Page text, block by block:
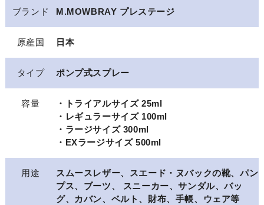
ブランド M.MOWBRAY プレステージ
原産国 日本
タイプ ポンプ式スプレー
容量
・トライアルサイズ 25ml
・レギュラーサイズ 100ml
・ラージサイズ 300ml
・EXラージサイズ 500ml
用途
スムースレザー、スエード・ヌバックの靴、パン
プス、ブーツ、 スニーカー、サンダル、バッ
グ、カバン、ベルト、財布、手帳、ウェア等